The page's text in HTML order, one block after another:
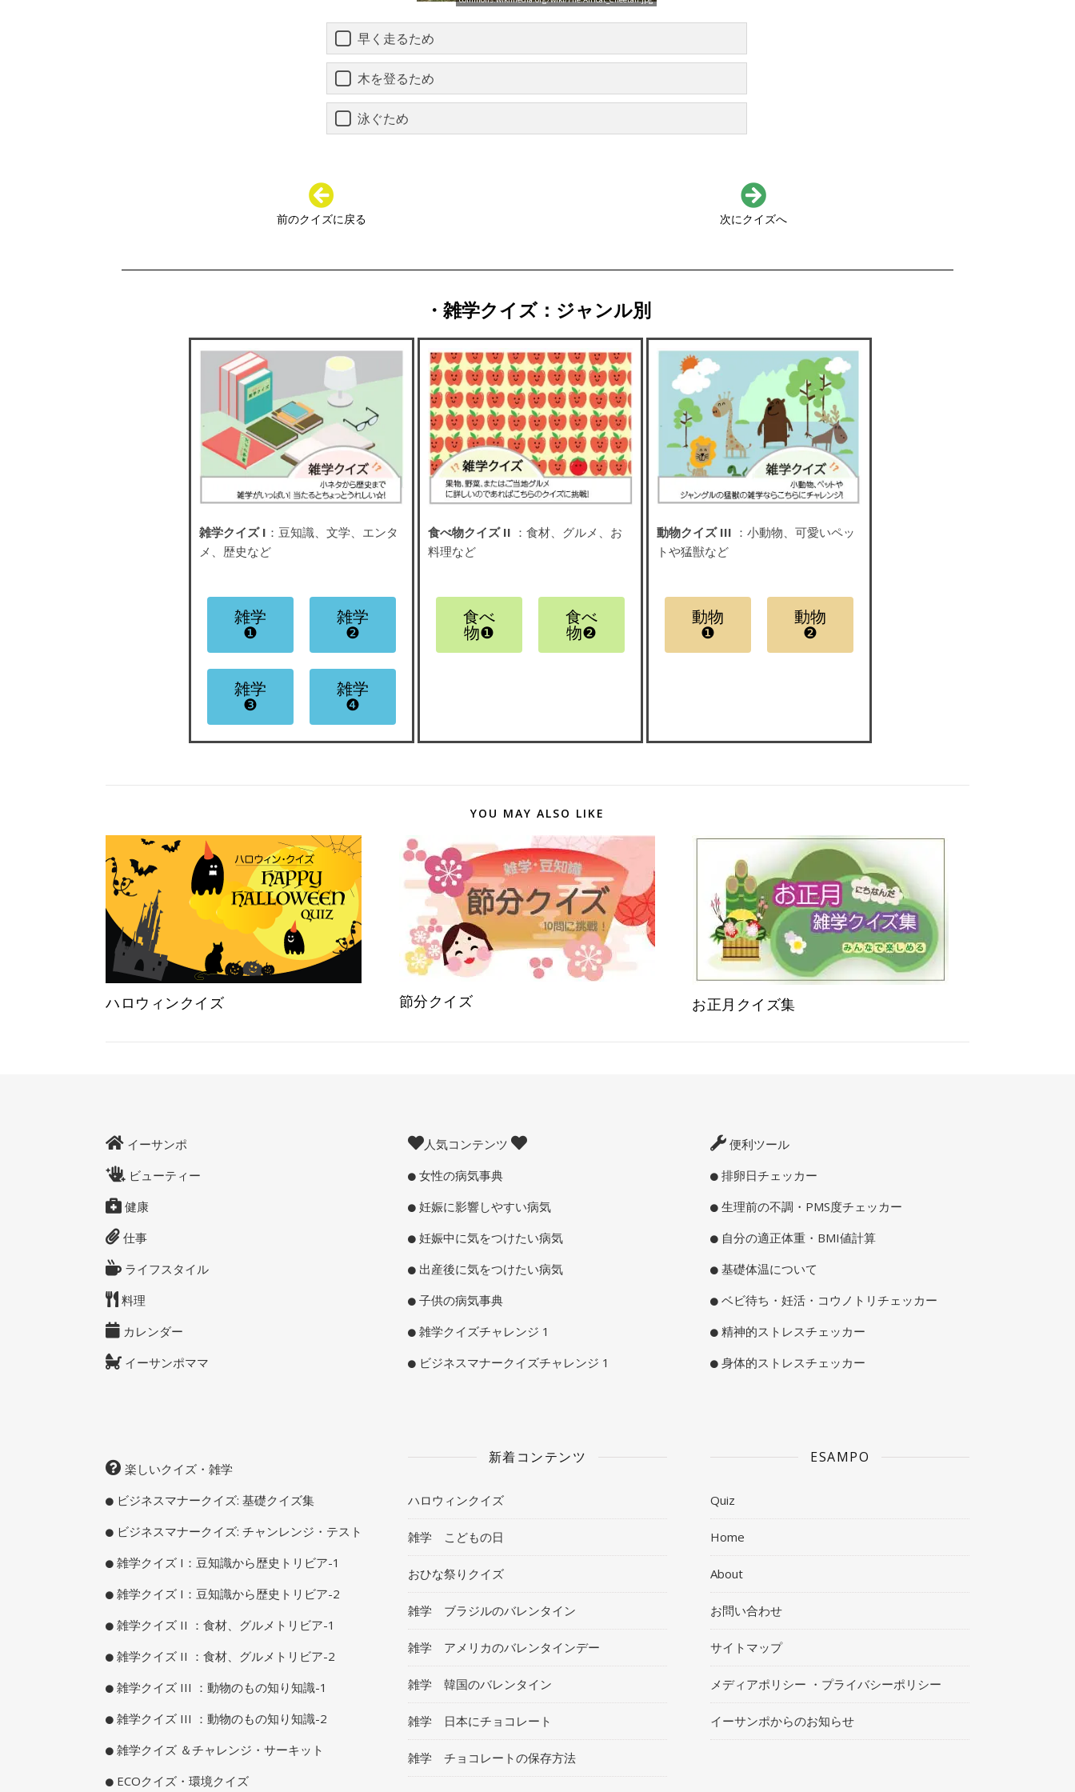
早く走るため
木を登るため
泳ぐため
前のクイズに戻る 次にクイズへ
・雑学クイズ：ジャンル別
雑学クイズ I ：豆知識、文学、エンタ
メ、歴史など
雑学
❶
雑学
❷
雑学
❸
雑学
❹
食べ物クイズ II ：食材、グルメ、お
料理など
食べ
物❶
食べ
物❷
動物クイズ III ：小動物、可愛いペッ
トや猛獣など
動物
❶
動物
❷
YOU MAY ALSO LIKE
ハロウィンクイズ 節分クイズ お正月クイズ集
イーサンポ
ビューティー
健康
仕事
ライフスタイル
料理
カレンダー
イーサンポママ
人気コンテンツ
女性の病気事典
妊娠に影響しやすい病気
妊娠中に気をつけたい病気
出産後に気をつけたい病気
子供の病気事典
雑学クイズチャレンジ 1
ビジネスマナークイズチャレンジ 1
便利ツール
排卵日チェッカー
生理前の不調・PMS度チェッカー
自分の適正体重・BMI値計算
基礎体温について
ベビ待ち・妊活・コウノトリチェッカー
精神的ストレスチェッカー
身体的ストレスチェッカー
楽しいクイズ・雑学
ビジネスマナークイズ: 基礎クイズ集
ビジネスマナークイズ: チャンレンジ・テスト
雑学クイズ I：豆知識から歴史トリビア-1
雑学クイズ I：豆知識から歴史トリビア-2
雑学クイズ II ：食材、グルメトリビア-1
雑学クイズ II ：食材、グルメトリビア-2
雑学クイズ III ：動物のもの知り知識-1
雑学クイズ III ：動物のもの知り知識-2
雑学クイズ ＆チャレンジ・サーキット
ECOクイズ・環境クイズ
新着コンテンツ
ハロウィンクイズ
雑学 こどもの日
おひな祭りクイズ
雑学 ブラジルのバレンタイン
雑学 アメリカのバレンタインデー
雑学 韓国のバレンタイン
雑学 日本にチョコレート
雑学 チョコレートの保存方法
ESAMPO
Quiz
Home
About
お問い合わせ
サイトマップ
メディアポリシー ・プライバシーポリシー
イーサンポからのお知らせ